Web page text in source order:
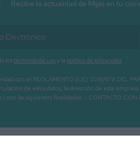
Recibe la actualidad de Mijas en tu
lostérminos de usoy la política de privacidad
con el REGLAMENTO (UE) 2016/679 DEL
de estos datos, la dirección de esta
con las siguientes finalidades: - CONTACTO CON